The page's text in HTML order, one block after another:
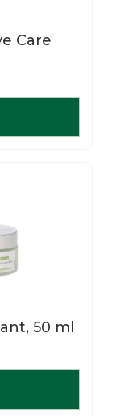
Care
50 ml